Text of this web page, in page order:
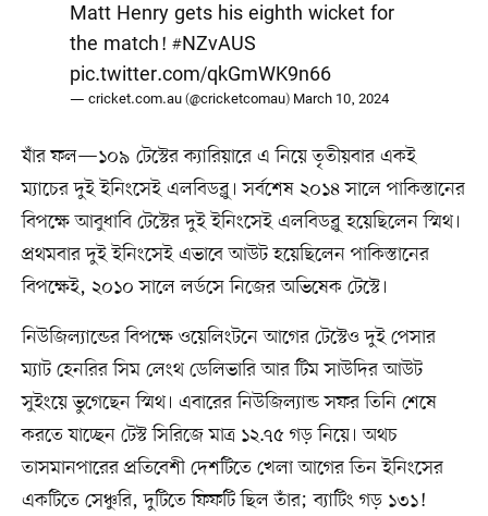
Matt Henry gets his eighth wicket for
the match! #NZvAUS
pic.twitter.com/qkGmWK9n66
— cricket.com.au (@cricketcomau) March 10, 2024
যাঁর ফল—১০৯ টেস্টের ক্যারিয়ারে এ নিয়ে তৃতীয়বার একই
ম্যাচের দুই ইনিংসেই এলবিডব্লু। সর্বশেষ ২০১৪ সালে পাকিস্তানের
বিপক্ষে আবুধাবি টেস্টের দুই ইনিংসেই এলবিডব্লু হয়েছিলেন স্মিথ।
প্রথমবার দুই ইনিংসেই এভাবে আউট হয়েছিলেন পাকিস্তানের
বিপক্ষেই, ২০১০ সালে লর্ডসে নিজের অভিষেক টেস্টে।
নিউজিল্যান্ডের বিপক্ষে ওয়েলিংটনে আগের টেস্টেও দুই পেসার
ম্যাট হেনরির সিম লেংথ ডেলিভারি আর টিম সাউদির আউট
সুইংয়ে ভুগেছেন স্মিথ। এবারের নিউজিল্যান্ড সফর তিনি শেষে
করতে যাচ্ছেন টেস্ট সিরিজে মাত্র ১২.৭৫ গড় নিয়ে। অথচ
তাসমানপারের প্রতিবেশী দেশটিতে খেলা আগের তিন ইনিংসের
একটিতে সেঞ্চুরি, দুটিতে ফিফটি ছিল তাঁর; ব্যাটিং গড় ১৩১!